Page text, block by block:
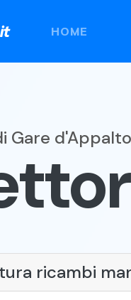
HOME
Gare
ricambi